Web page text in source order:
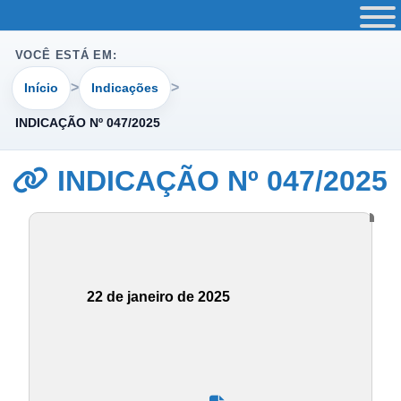
VOCÊ ESTÁ EM:
Início Indicações
INDICAÇÃO Nº 047/2025
INDICAÇÃO Nº 047/2025
22 de janeiro de 2025